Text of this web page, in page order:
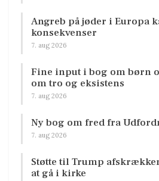
Angreb på jøder i Europa
konsekvenser
7. aug 2026
Fine input i bog om børn
om tro og eksistens
7. aug 2026
Ny bog om fred fra
7. aug 2026
Støtte til Trump
at gå i kirke